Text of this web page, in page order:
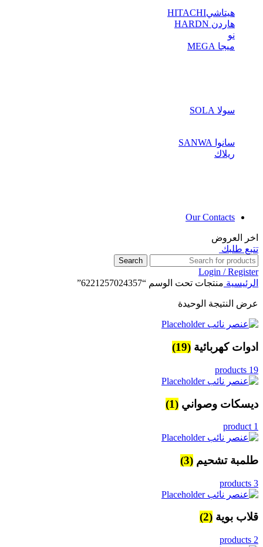
هيتاشيHITACHI
هاردن HARDN
نو
ميجا MEGA
سولا SOLA
سانوا SANWA
ريلاك
Our Contacts
اخر العروض
تتبع طلبك
Search
Login / Register
الرئيسية منتجات تحت الوسم “6221257024357”
عرض النتيجة الوحيدة
ادوات كهربائية (19)
19 products
ديسكات وصواني (1)
1 product
طلمبة تشحيم (3)
3 products
قلاب بوية (2)
2 products